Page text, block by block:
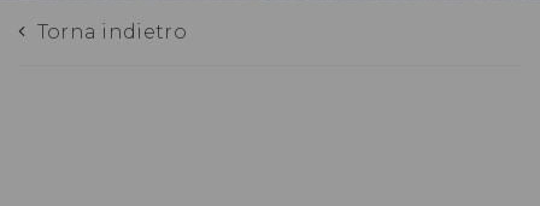
Torna indietro